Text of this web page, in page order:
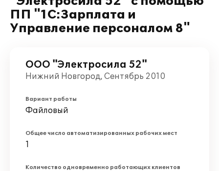
ПП "1С:Зарплата и
Управление персоналом 8"
ООО "Электросила 52"
Нижний Новгород, Сентябрь 2010
Вариант работы
Файловый
Общее число автоматизированных рабочих мест
1
Количество одновременно работающих клиентов